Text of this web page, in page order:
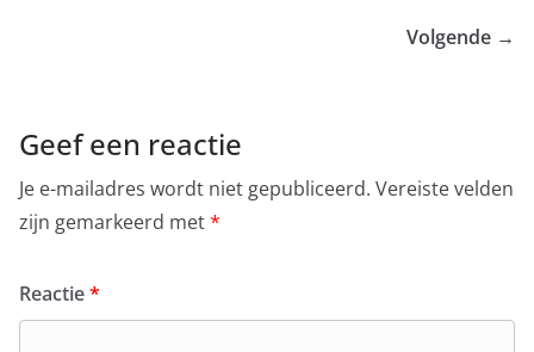
Volgende →
Geef een reactie
Je e-mailadres wordt niet gepubliceerd. Vereiste velden
zijn gemarkeerd met*
Reactie*